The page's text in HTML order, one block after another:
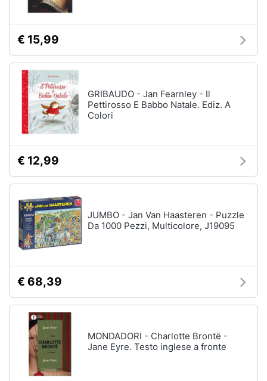
€ 15,99
GRIBAUDO - Jan Fearnley - Il
Pettirosso E Babbo Natale. Ediz. A
Colori
€ 12,99
JUMBO - Jan Van Haasteren - Puzzle
Da 1000 Pezzi, Multicolore, J19095
€ 68,39
MONDADORI - Charlotte Brontë -
Jane Eyre. Testo inglese a fronte